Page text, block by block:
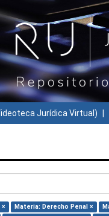
Jurídica Virtual)
Materia: Derecho Penal ×